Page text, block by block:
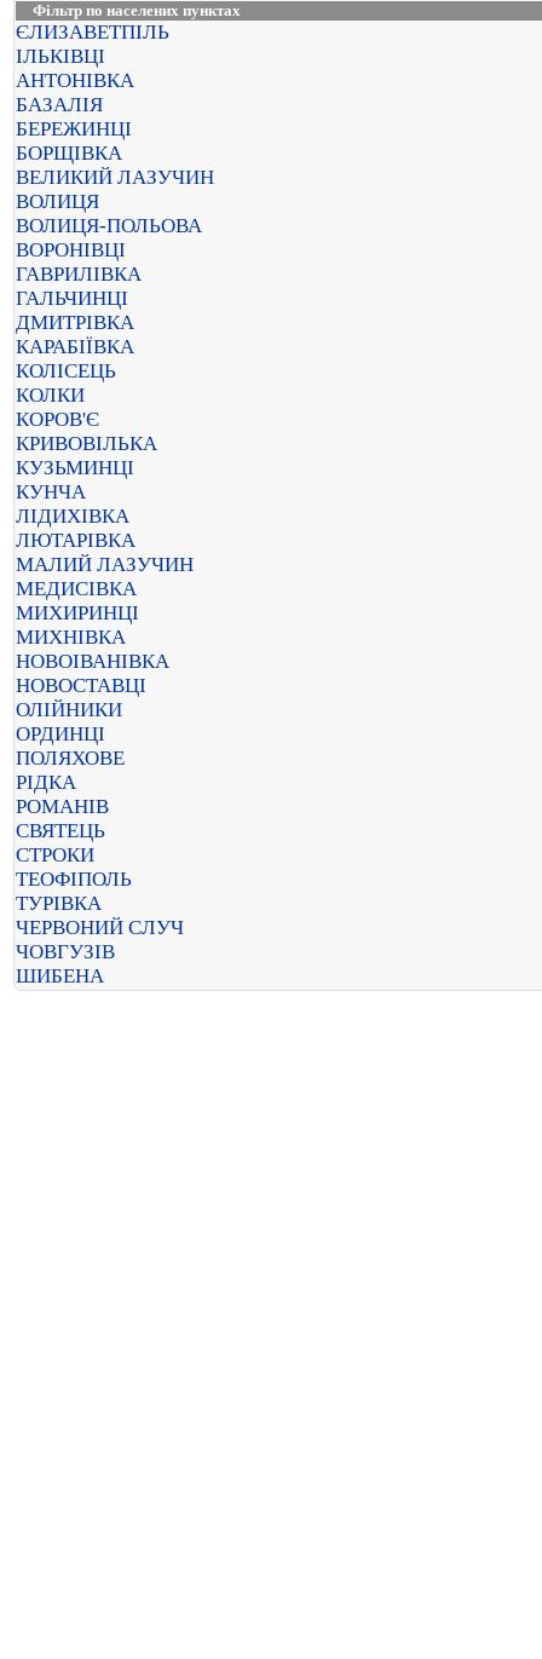
Фільтр по населених пунктах
ЄЛИЗАВЕТПІЛЬ
ІЛЬКІВЦІ
АНТОНІВКА
БАЗАЛІЯ
БЕРЕЖИНЦІ
БОРЩІВКА
ВЕЛИКИЙ ЛАЗУЧИН
ВОЛИЦЯ
ВОЛИЦЯ-ПОЛЬОВА
ВОРОНІВЦІ
ГАВРИЛІВКА
ГАЛЬЧИНЦІ
ДМИТРІВКА
КАРАБІЇВКА
КОЛІСЕЦЬ
КОЛКИ
КОРОВ'Є
КРИВОВІЛЬКА
КУЗЬМИНЦІ
КУНЧА
ЛІДИХІВКА
ЛЮТАРІВКА
МАЛИЙ ЛАЗУЧИН
МЕДИСІВКА
МИХИРИНЦІ
МИХНІВКА
НОВОІВАНІВКА
НОВОСТАВЦІ
ОЛІЙНИКИ
ОРДИНЦІ
ПОЛЯХОВЕ
РІДКА
РОМАНІВ
СВЯТЕЦЬ
СТРОКИ
ТЕОФІПОЛЬ
ТУРІВКА
ЧЕРВОНИЙ СЛУЧ
ЧОВГУЗІВ
ШИБЕНА